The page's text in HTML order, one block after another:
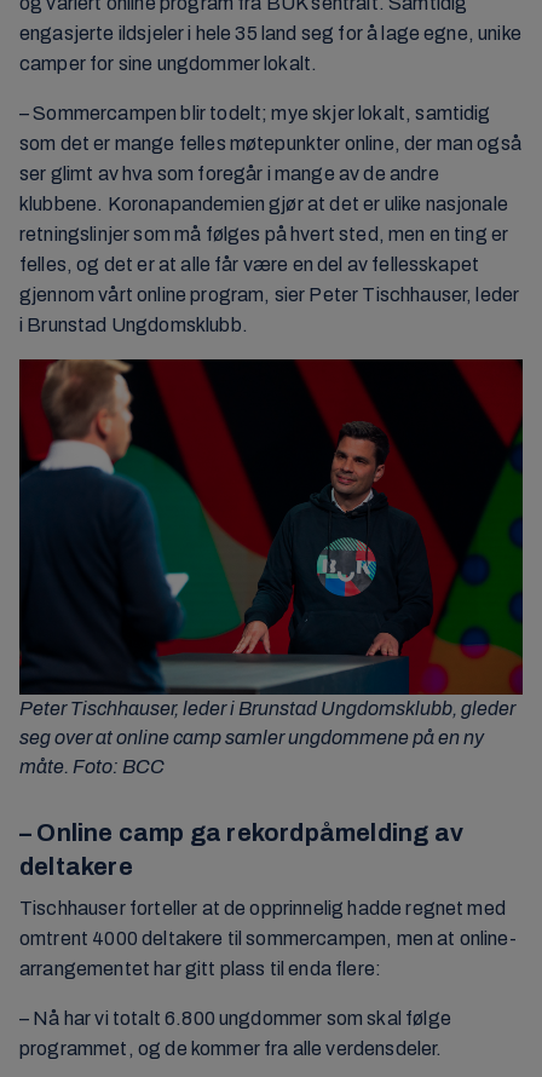
engasjerte ildsjeler i hele 35 land seg for å lage egne, unike
camper for sine ungdommer lokalt.
– Sommercampen blir todelt; mye skjer lokalt, samtidig
som det er mange felles møtepunkter online, der man også
ser glimt av hva som foregår i mange av de andre
klubbene. Koronapandemien gjør at det er ulike nasjonale
retningslinjer som må følges på hvert sted, men en ting er
felles, og det er at alle får være en del av fellesskapet
gjennom vårt online program, sier Peter Tischhauser, leder
i Brunstad Ungdomsklubb.
Peter Tischhauser, leder i Brunstad Ungdomsklubb, gleder
seg over at online camp samler ungdommene på en ny
måte. Foto: BCC
– Online camp ga rekordpåmelding av
deltakere
Tischhauser forteller at de opprinnelig hadde regnet med
omtrent 4000 deltakere til sommercampen, men at online-
arrangementet har gitt plass til enda flere:
– Nå har vi totalt 6.800 ungdommer som skal følge
programmet, og de kommer fra alle verdensdeler.